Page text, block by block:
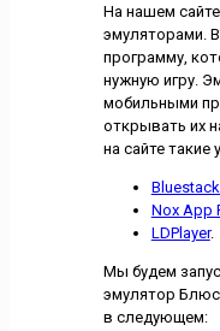
На нашем
эмуляторами.
программу,
нужную игру.
мобильными
открывать их
на сайте такие
Nox App
LDPlayer.
Мы будем
эмулятор
в следующем: